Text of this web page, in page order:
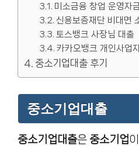
미소금융 창업 운영자
신용보증재단 비대면
토스뱅크 사장님 대출
카카오뱅크 개인사업
중소기업대출 후기
중소기업대출
중소기업대출은 중소기업